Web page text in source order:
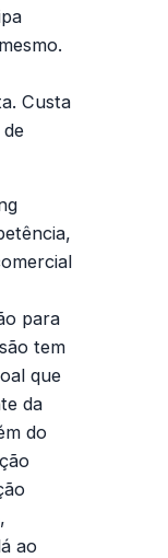
Custa
para
tem
que
da
do
ao